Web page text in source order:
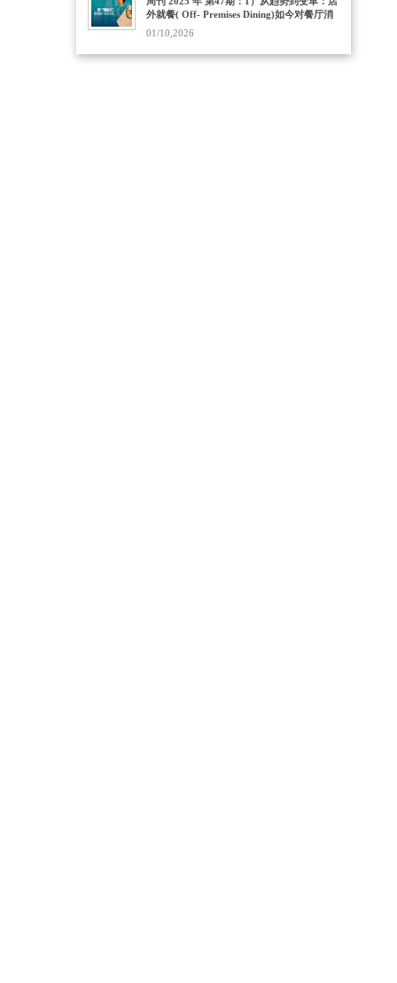
外就餐( Off- Premises Dining)如今对餐厅消
费者和经营者至关重要 2）感恩节消费潮现新
趋势 美超预制菜销量增42% 餐厅客流降25%
3）美国 2025 报税新规：餐饮相关小费、加
01/10,2026